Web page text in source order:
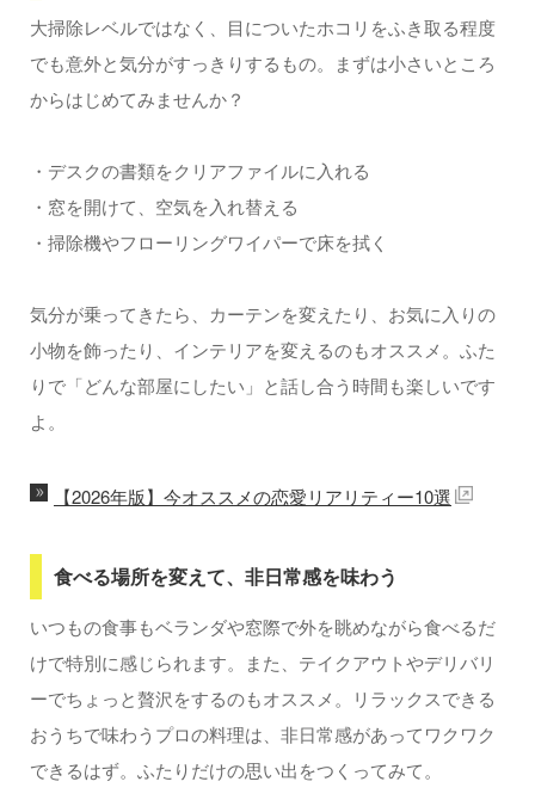
大掃除レベルではなく、目についたホコリをふき取る程度
でも意外と気分がすっきりするもの。まずは小さいところ
からはじめてみませんか？
・デスクの書類をクリアファイルに入れる
・窓を開けて、空気を入れ替える
・掃除機やフローリングワイパーで床を拭く
気分が乗ってきたら、カーテンを変えたり、お気に入りの
小物を飾ったり、インテリアを変えるのもオススメ。ふた
りで「どんな部屋にしたい」と話し合う時間も楽しいです
よ。
【2026年版】今オススメの恋愛リアリティー10選
食べる場所を変えて、非日常感を味わう
いつもの食事もベランダや窓際で外を眺めながら食べるだ
けで特別に感じられます。また、テイクアウトやデリバリ
ーでちょっと贅沢をするのもオススメ。リラックスできる
おうちで味わうプロの料理は、非日常感があってワクワク
できるはず。ふたりだけの思い出をつくってみて。